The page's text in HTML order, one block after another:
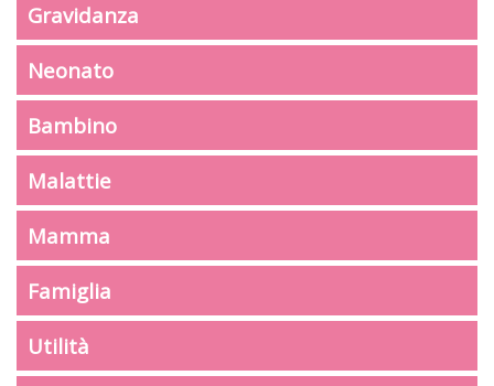
Gravidanza
Neonato
Bambino
Malattie
Mamma
Famiglia
Utilità